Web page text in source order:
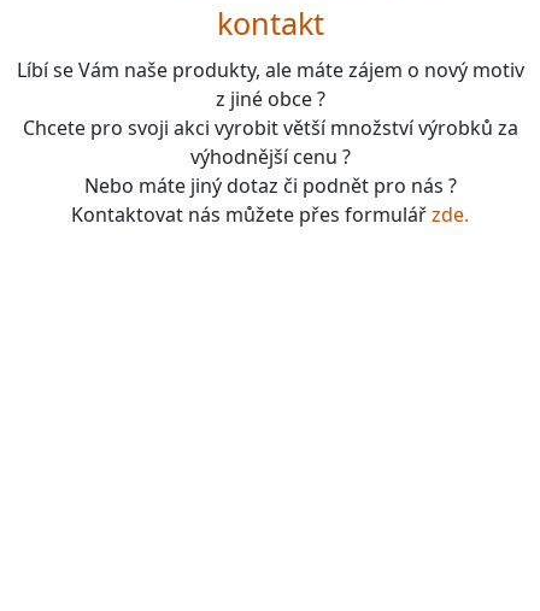
kontakt
Líbí se Vám naše produkty, ale máte zájem o nový motiv
z jiné obce ?
Chcete pro svoji akci vyrobit větší množství výrobků za
výhodnější cenu ?
Nebo máte jiný dotaz či podnět pro nás ?
Kontaktovat nás můžete přes formulářzde.